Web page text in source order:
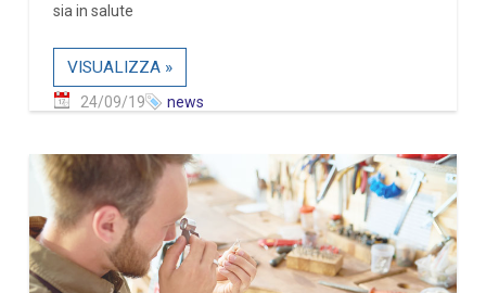
sia in salute
VISUALIZZA »
24/09/19 news